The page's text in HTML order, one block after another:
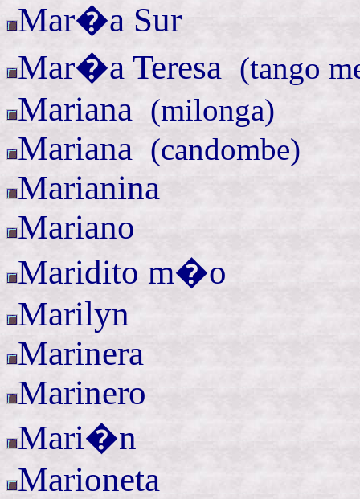
Mar�a Sur
Mar�a Teresa (tango
Mariana (milonga)
Mariana (candombe)
Marianina
Mariano
Maridito m�o
Marilyn
Marinera
Marinero
Mari�n
Marioneta